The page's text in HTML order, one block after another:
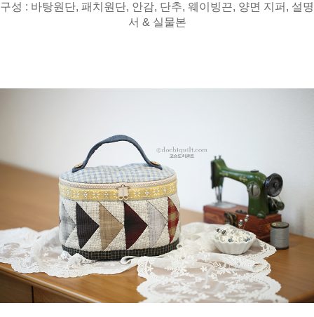
구성 : 바탕원단, 패치원단, 안감, 단추, 웨이빙끈, 양면 지퍼, 설명
서 & 실물본